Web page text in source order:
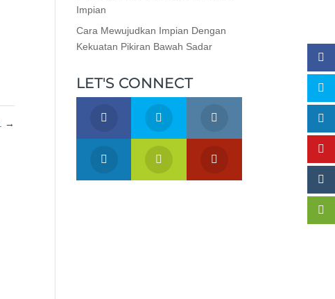
→
Impian
Cara Mewujudkan Impian Dengan
Kekuatan Pikiran Bawah Sadar
LET'S CONNECT